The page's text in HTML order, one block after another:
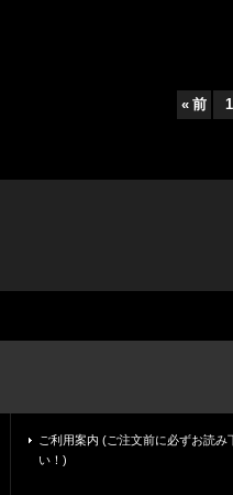
« 前 1
ご利用案内 (ご注文前に必ずお読み
い！)